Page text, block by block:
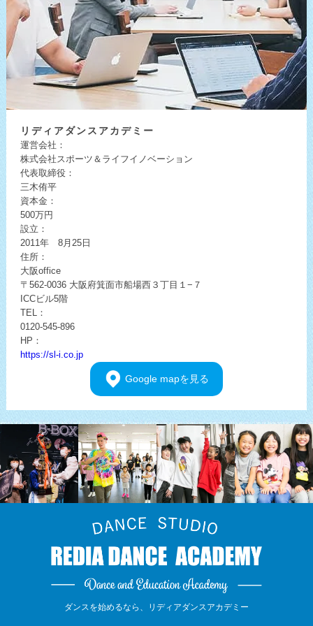
リディアダンスアカデミー
運営会社：
株式会社スポーツ＆ライフイノベーション
代表取締役：
三木侑平
資本金：
500万円
設立：
2011年 8月25日
住所：
大阪office
〒562-0036 大阪府箕面市船場西３丁目１−７
ICCビル5階
TEL：
0120-545-896
HP：
https://sl-i.co.jp
Google mapを見る
ダンスを始めるなら、 リディアダンスアカデミー